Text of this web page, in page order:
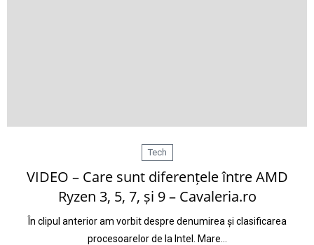
Tech
VIDEO – Care sunt diferențele între AMD
Ryzen 3, 5, 7, și 9 – Cavaleria.ro
În clipul anterior am vorbit despre denumirea și clasificarea
procesoarelor de la Intel. Mare…